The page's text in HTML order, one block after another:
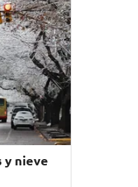
y nieve